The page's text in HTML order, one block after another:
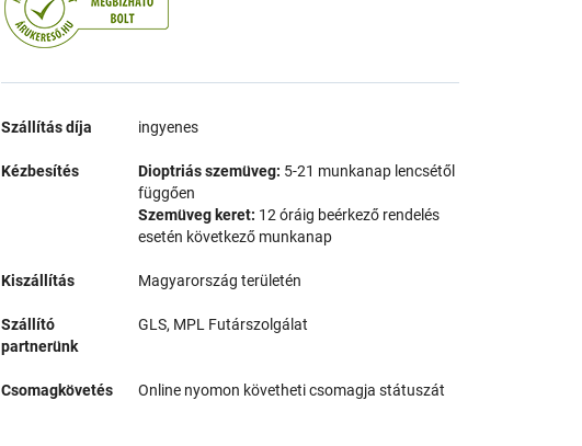
Szállítás díja ingyenes
Kézbesítés Dioptriás szemüveg: 5-21 munkanap lencsétől
függően
Szemüveg keret: 12 óráig beérkező rendelés
esetén következő munkanap
Kiszállítás Magyarország területén
Szállító
partnerünk
GLS, MPL Futárszolgálat
Csomagkövetés Online nyomon követheti csomagja státuszát